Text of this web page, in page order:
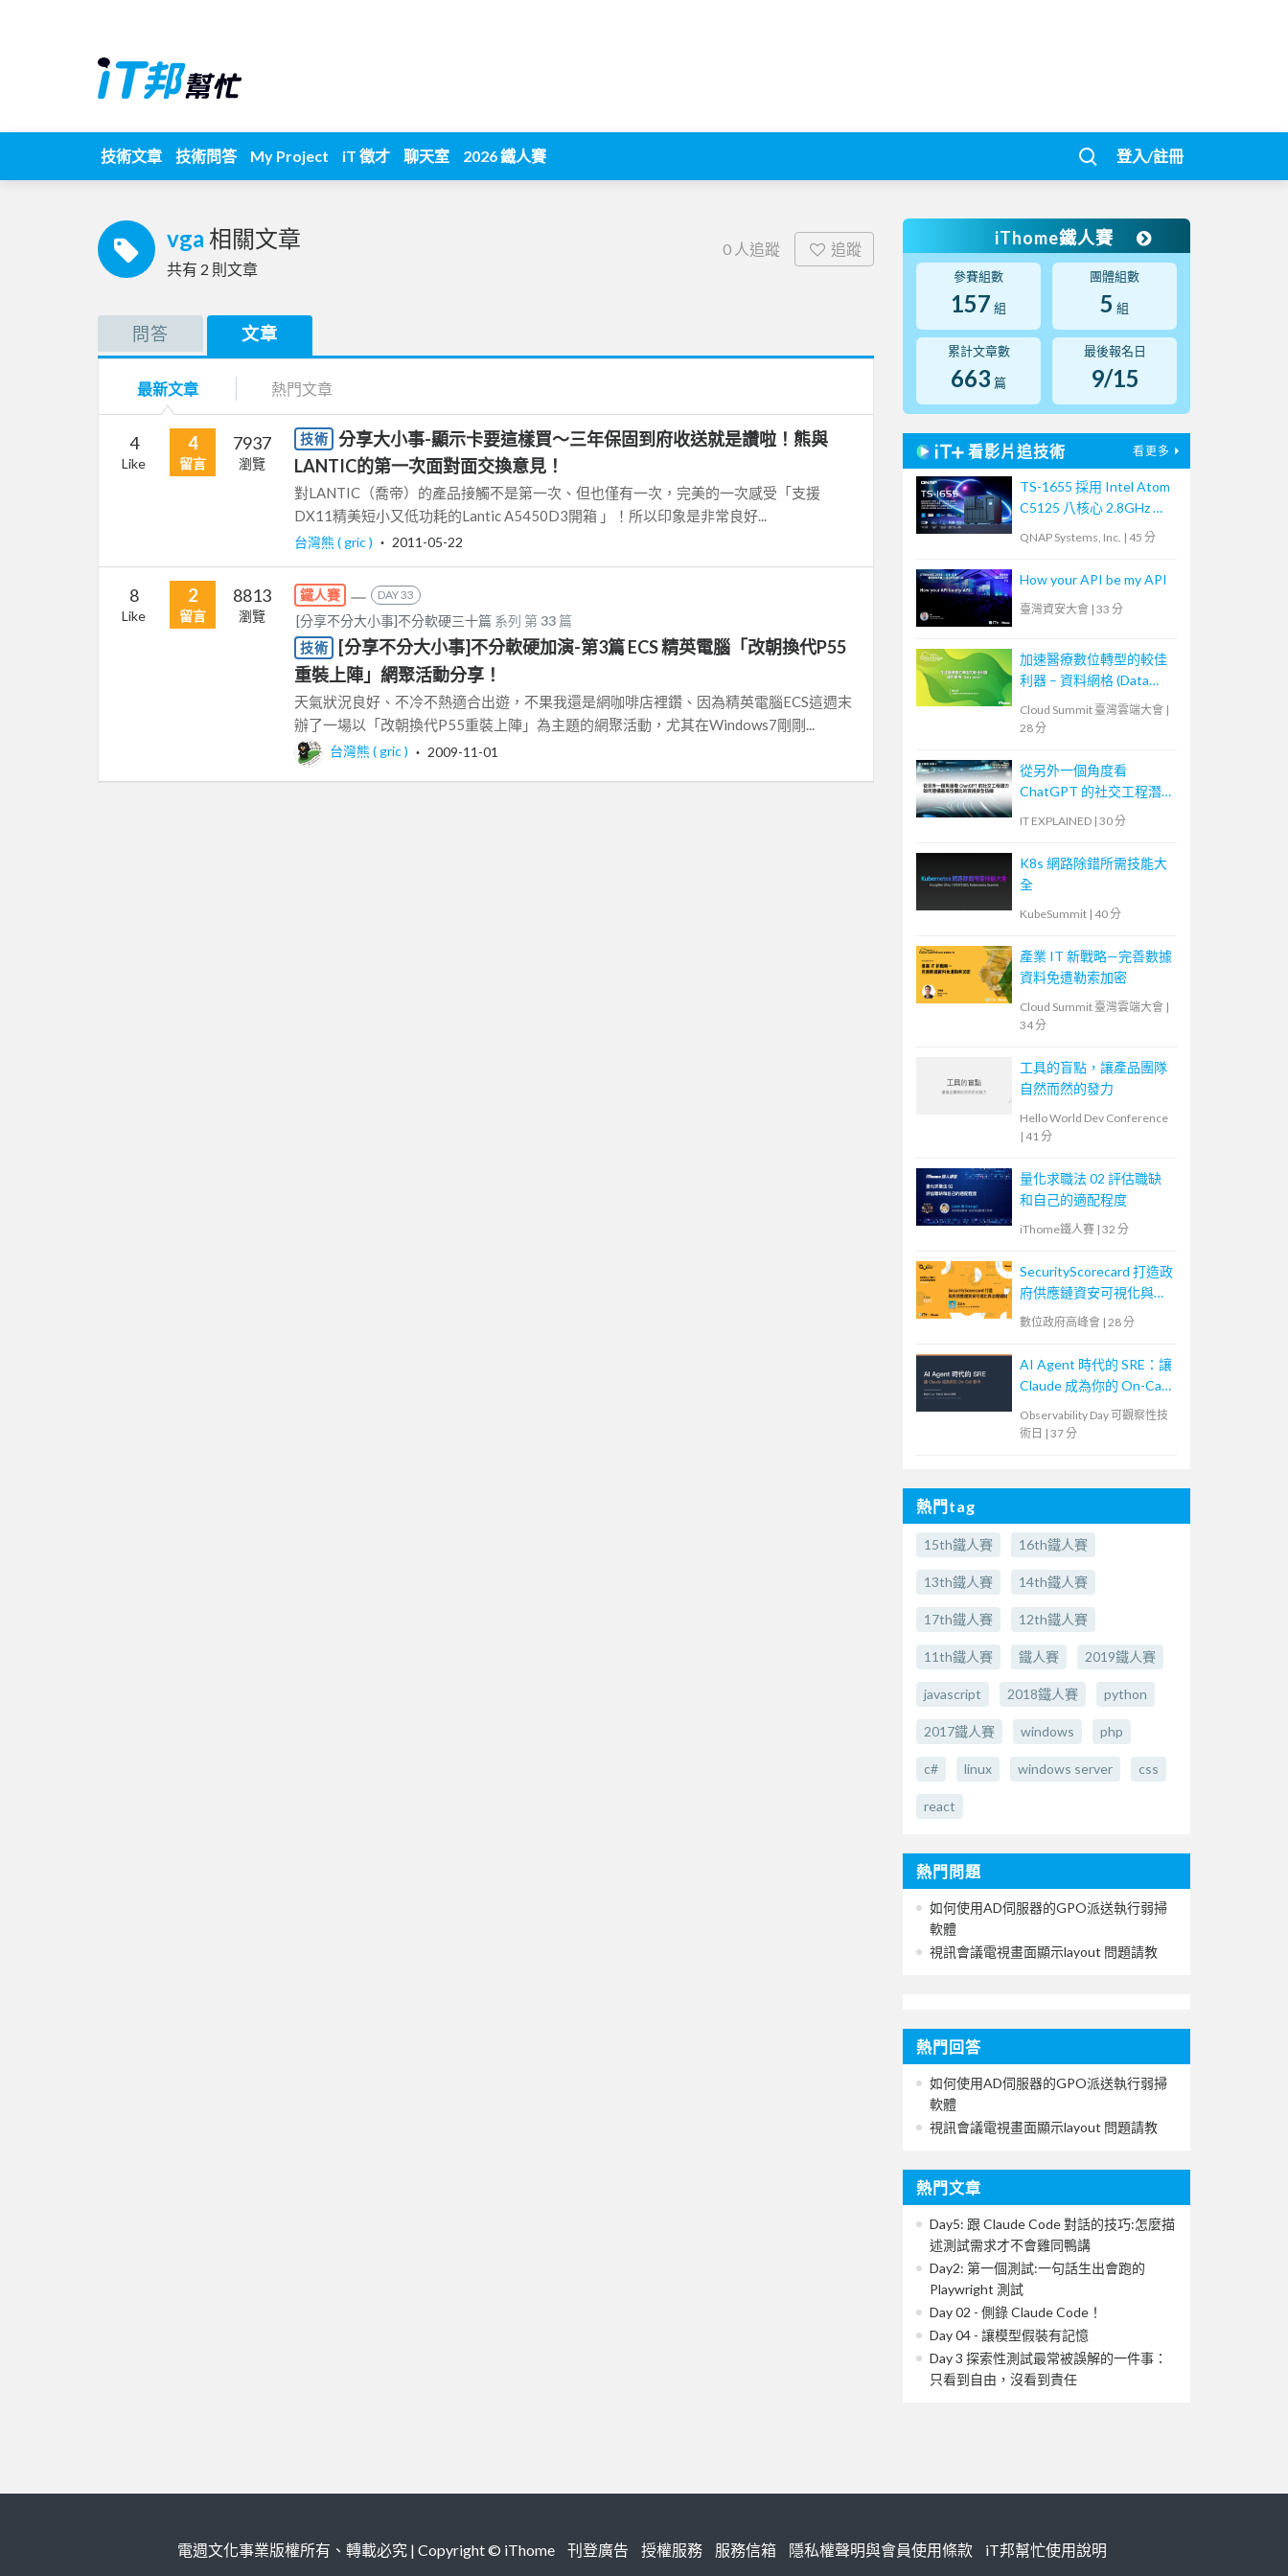
技術文章 技術問答 My Project iT 徵才 聊天室 2026 鐵人賽 登入/註冊
vga 相關文章
共有 2 則文章
0 人追蹤 追蹤
問答 文章
最新文章 熱門文章
4
Like
4
留言
7937
瀏覽
技術
分享大小事-顯示卡要這樣買～三年保固到府收送就是讚啦！熊與
LANTIC的第一次面對面交換意見！
對LANTIC（喬帝）的產品接觸不是第一次、但也僅有一次，完美的一次感受「支援
DX11精美短小又低功耗的Lantic A5450D3開箱 」！所以印象是非常良好...
台灣熊 ( gric ) ‧ 2011-05-22
8
Like
2
留言
8813
瀏覽
鐵人賽 DAY 33
[分享不分大小事]不分軟硬三十篇 系列 第33 篇
技術
[分享不分大小事]不分軟硬加演-第3篇 ECS 精英電腦「改朝換代P55
重裝上陣」網聚活動分享！
天氣狀況良好、不冷不熱適合出遊，不果我還是網咖啡店裡鑽、因為精英電腦ECS這週末
辦了一場以「改朝換代P55重裝上陣」為主題的網聚活動，尤其在Windows7剛剛...
台灣熊 ( gric ) ‧ 2009-11-01
iThome鐵人賽
參賽組數
157 組
團體組數
5 組
累計文章數
663 篇
最後報名日
9/15
看影片追技術 看更多
TS-1655 採用 Intel Atom
C5125 八核心 2.8GHz 處
理器，最高支援 256GB
及監控應用，支援 QTS /
QuTS hero
QNAP Systems, Inc. | 45 分
How your API be my API
臺灣資安大會 | 33 分
加速醫療數位轉型的較佳
利器 – 資料網格 (Data
Cloud Summit 臺灣雲端大會 |
28 分
從另外一個角度看
ChatGPT 的社交工程潛
力—如何建構最高性價比
IT EXPLAINED | 30 分
K8s 網路除錯所需技能大
全
KubeSummit | 40 分
產業 IT 新戰略—完善數據
資料免遭勒索加密
Cloud Summit 臺灣雲端大會 |
34 分
工具的盲點，讓產品團隊
自然而然的發力
Hello World Dev Conference
| 41 分
量化求職法 02 評估職缺
和自己的適配程度
iThome鐵人賽 | 32 分
SecurityScorecard 打造政
府供應鏈資安可視化與治
理機制
數位政府高峰會 | 28 分
AI Agent 時代的 SRE：讓
Claude 成為你的 On-Call
Observability Day 可觀察性技
術日 | 37 分
熱門tag
15th鐵人賽 16th鐵人賽
13th鐵人賽 14th鐵人賽
17th鐵人賽 12th鐵人賽
11th鐵人賽 鐵人賽 2019鐵人賽
javascript 2018鐵人賽 python
2017鐵人賽 windows php
c# linux windows server css
react
熱門問題
如何使用AD伺服器的GPO派送執行弱掃
軟體
視訊會議電視畫面顯示layout 問題請教
熱門回答
如何使用AD伺服器的GPO派送執行弱掃
軟體
視訊會議電視畫面顯示layout 問題請教
熱門文章
Day5: 跟 Claude Code 對話的技巧:怎麼描
述測試需求才不會雞同鴨講
Day2: 第一個測試:一句話生出會跑的
Playwright 測試
Day 02 - 側錄 Claude Code！
Day 04 - 讓模型假裝有記憶
Day 3 探索性測試最常被誤解的一件事：
只看到自由，沒看到責任
電週文化事業版權所有、轉載必究 | Copyright © iThome 刊登廣告 授權服務 服務信箱 隱私權聲明與會員使用條款 iT邦幫忙使用說明